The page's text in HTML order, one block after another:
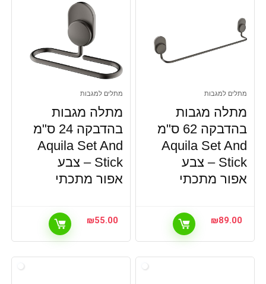
מתלים למגבות
מתלה מגבות
בהדבקה 62 ס"מ
Aquila Set And
Stick – צבע
אפור מתכתי
₪89.00
מתלים למגבות
מתלה מגבות
בהדבקה 24 ס"מ
Aquila Set And
Stick – צבע
אפור מתכתי
₪55.00